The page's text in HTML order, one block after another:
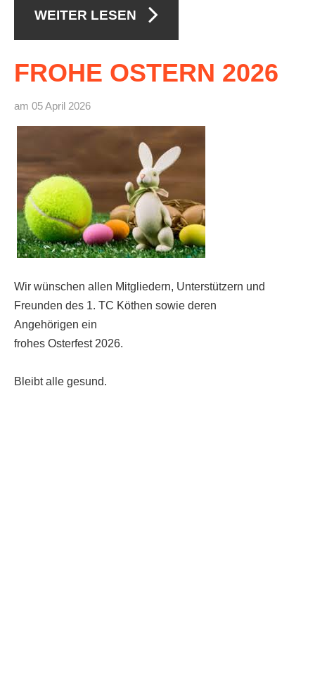
WEITER LESEN
FROHE OSTERN 2026
am 05 April 2026
Wir wünschen allen Mitgliedern, Unterstützern und
Freunden des 1. TC Köthen sowie deren
Angehörigen ein
frohes Osterfest 2026.
Bleibt alle gesund.